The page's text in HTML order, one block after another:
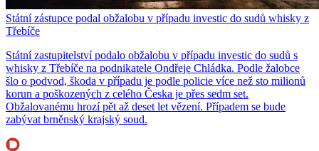
Státní zástupce podal obžalobu v případu investic do sudů whisky z
Třebíče
Státní zastupitelství podalo obžalobu v případu investic do sudů s
whisky z Třebíče na podnikatele Ondřeje Chládka. Podle žalobce
šlo o podvod, škoda v případu je podle policie více než sto milionů
korun a poškozených z celého Česka je přes sedm set.
Obžalovanému hrozí pět až deset let vězení. Případem se bude
zabývat brněnský krajský soud.